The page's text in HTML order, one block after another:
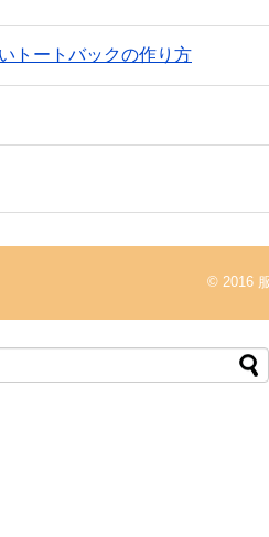
トートバックの作り方
© 2016